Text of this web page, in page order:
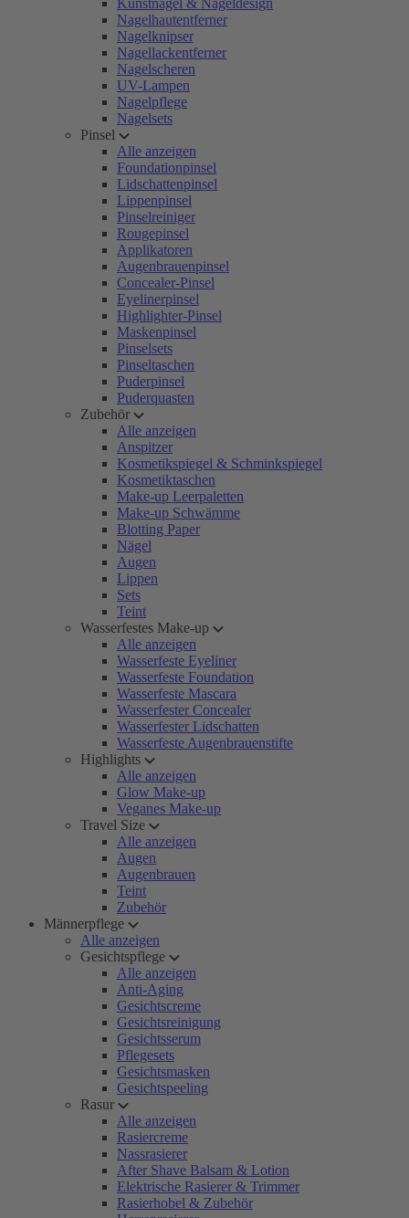
Kunstnägel & Nageldesign
Nagelhautentferner
Nagelknipser
Nagellackentferner
Nagelscheren
UV-Lampen
Nagelpflege
Nagelsets
Pinsel
Alle anzeigen
Foundationpinsel
Lidschattenpinsel
Lippenpinsel
Pinselreiniger
Rougepinsel
Applikatoren
Augenbrauenpinsel
Concealer-Pinsel
Eyelinerpinsel
Highlighter-Pinsel
Maskenpinsel
Pinselsets
Pinseltaschen
Puderpinsel
Puderquasten
Zubehör
Alle anzeigen
Anspitzer
Kosmetikspiegel & Schminkspiegel
Kosmetiktaschen
Make-up Leerpaletten
Make-up Schwämme
Blotting Paper
Nägel
Augen
Lippen
Sets
Teint
Wasserfestes Make-up
Alle anzeigen
Wasserfeste Eyeliner
Wasserfeste Foundation
Wasserfeste Mascara
Wasserfester Concealer
Wasserfester Lidschatten
Wasserfeste Augenbrauenstifte
Highlights
Alle anzeigen
Glow Make-up
Veganes Make-up
Travel Size
Alle anzeigen
Augen
Augenbrauen
Teint
Zubehör
Männerpflege
Alle anzeigen
Gesichtspflege
Alle anzeigen
Anti-Aging
Gesichtscreme
Gesichtsreinigung
Gesichtsserum
Pflegesets
Gesichtsmasken
Gesichtspeeling
Rasur
Alle anzeigen
Rasiercreme
Nassrasierer
After Shave Balsam & Lotion
Elektrische Rasierer & Trimmer
Rasierhobel & Zubehör